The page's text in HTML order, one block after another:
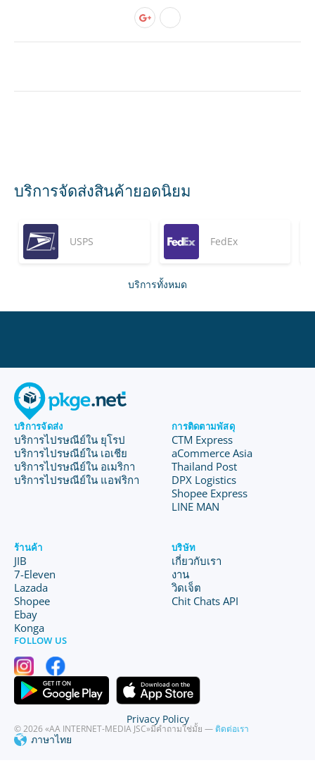
บริการจัดส่งสินค้ายอดนิยม
USPS FedEx
บริการทั้งหมด
บริการจัดส่ง
บริการไปรษณีย์ใน ยุโรป
บริการไปรษณีย์ใน เอเชีย
บริการไปรษณีย์ใน อเมริกา
บริการไปรษณีย์ใน แอฟริกา
การติดตามพัสดุ
CTM Express
aCommerce Asia
Thailand Post
DPX Logistics
Shopee Express
LINE MAN
ร้านค้า
JIB
7-Eleven
Lazada
Shopee
Ebay
Konga
บริษัท
เกี่ยวกับเรา
งาน
วิดเจ็ต
Chit Chats API
FOLLOW US
© 2026 «AA INTERNET-MEDIA JSC»มีคำถามใช่มั้ย — ติดต่อเรา
ภาษาไทย
Privacy Policy